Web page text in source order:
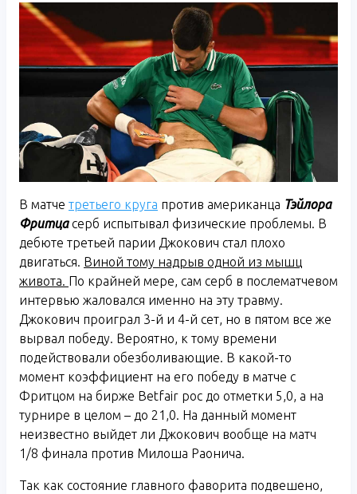
В матче третьего круга против американца Тэйлора
Фритцасерб испытывал физические проблемы. В
дебюте третьей парии Джокович стал плохо
двигаться. Виной тому надрыв одной из мышц
живота. По крайней мере, сам серб в послематчевом
интервью жаловался именно на эту травму.
Джокович проиграл 3-й и 4-й сет, но в пятом все же
вырвал победу. Вероятно, к тому времени
подействовали обезболивающие. В какой-то
момент коэффициент на его победу в матче с
Фритцом на бирже Betfair рос до отметки 5,0, а на
турнире в целом – до 21,0. На данный момент
неизвестно выйдет ли Джокович вообще на матч
1/8 финала против Милоша Раонича.
Так как состояние главного фаворита подвешено,